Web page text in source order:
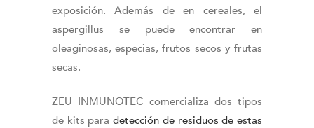
exposición. Además de en cereales, el
aspergillus se puede encontrar en
oleaginosas, especias, frutos secos y frutas
secas.
ZEU INMUNOTEC comercializa dos tipos
de kits paradetección de residuos de estas